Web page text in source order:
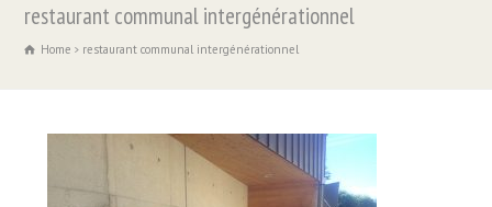
restaurant communal intergénérationnel
Home restaurant communal intergénérationnel